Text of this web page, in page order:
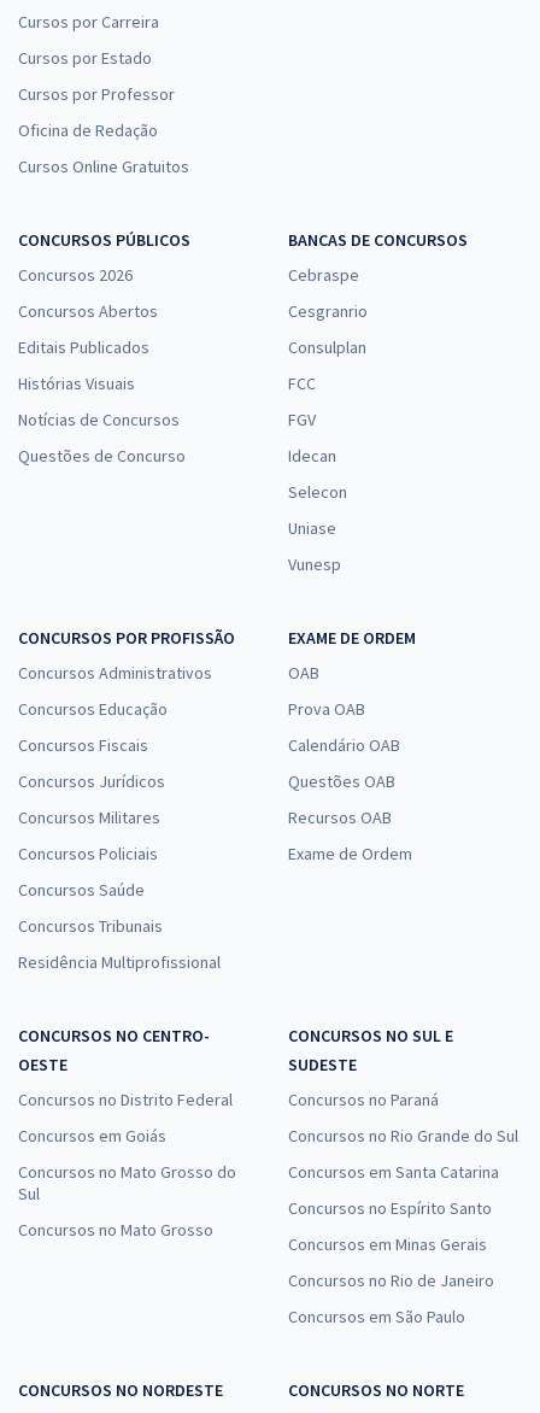
Cursos por Carreira
Cursos por Estado
Cursos por Professor
Oficina de Redação
Cursos Online Gratuitos
CONCURSOS PÚBLICOS
Concursos 2026
Concursos Abertos
Editais Publicados
Histórias Visuais
Notícias de Concursos
Questões de Concurso
BANCAS DE CONCURSOS
Cebraspe
Cesgranrio
Consulplan
FCC
FGV
Idecan
Selecon
Uniase
Vunesp
CONCURSOS POR PROFISSÃO
Concursos Administrativos
Concursos Educação
Concursos Fiscais
Concursos Jurídicos
Concursos Militares
Concursos Policiais
Concursos Saúde
Concursos Tribunais
Residência Multiprofissional
EXAME DE ORDEM
OAB
Prova OAB
Calendário OAB
Questões OAB
Recursos OAB
Exame de Ordem
CONCURSOS NO CENTRO-
OESTE
Concursos no Distrito Federal
Concursos em Goiás
Concursos no Mato Grosso do
Sul
Concursos no Mato Grosso
CONCURSOS NO SUL E
SUDESTE
Concursos no Paraná
Concursos no Rio Grande do Sul
Concursos em Santa Catarina
Concursos no Espírito Santo
Concursos em Minas Gerais
Concursos no Rio de Janeiro
Concursos em São Paulo
CONCURSOS NO NORDESTE
CONCURSOS NO NORTE